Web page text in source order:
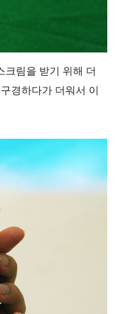
크림을 받기 위해 더
경하다가 더워서 이